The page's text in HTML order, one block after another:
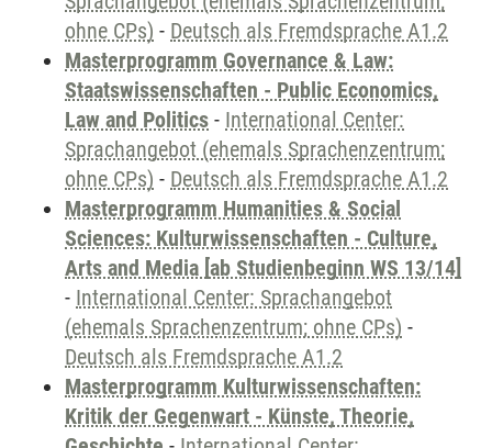
ohne CPs) - Deutsch als Fremdsprache A1.2
Masterprogramm Governance & Law:
Staatswissenschaften - Public Economics,
Law and Politics - International Center:
Sprachangebot (ehemals Sprachenzentrum;
ohne CPs) - Deutsch als Fremdsprache A1.2
Masterprogramm Humanities & Social
Sciences: Kulturwissenschaften - Culture,
Arts and Media [ab Studienbeginn WS 13/14]
- International Center: Sprachangebot
(ehemals Sprachenzentrum; ohne CPs) -
Deutsch als Fremdsprache A1.2
Masterprogramm Kulturwissenschaften:
Kritik der Gegenwart - Künste, Theorie,